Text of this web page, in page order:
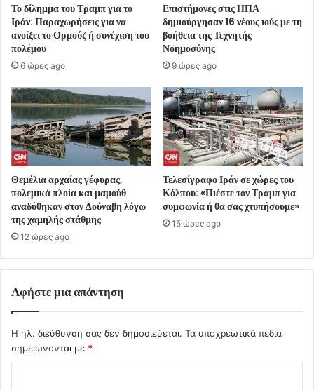
Το δίλημμα του Τραμπ για το
Ιράν: Παραχωρήσεις για να
ανοίξει το Ορμούζ ή συνέχιση του
πολέμου
6 ώρες ago
Επιστήμονες στις ΗΠΑ
δημιούργησαν 16 νέους ιούς με τη
βοήθεια της Τεχνητής
Νοημοσύνης
9 ώρες ago
Θεμέλια αρχαίας γέφυρας,
πολεμικά πλοία και μαμούθ
αναδύθηκαν στον Δούναβη λόγω
της χαμηλής στάθμης
12 ώρες ago
Τελεσίγραφο Ιράν σε χώρες του
Κόλπου: «Πιέστε τον Τραμπ για
συμφωνία ή θα σας χτυπήσουμε»
15 ώρες ago
Αφήστε μια απάντηση
Η ηλ. διεύθυνση σας δεν δημοσιεύεται. Τα υποχρεωτικά πεδία
σημειώνονται με *